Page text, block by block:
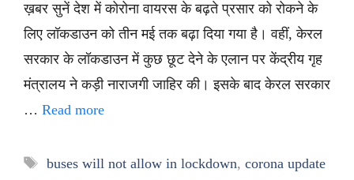
ख़बर सुनें देश में कोरोना वायरस के बढ़ते प्रसार को रोकने के
लिए लॉकडाउन को तीन मई तक बढ़ा दिया गया है। वहीं, केरल
सरकार के लॉकडाउन में कुछ छूट देने के एलान पर केंद्रीय गृह
मंत्रालय ने कड़ी नाराजगी जाहिर की। इसके बाद केरल सरकार
… Read more
Tags
buses will not allow in lockdown, corona update